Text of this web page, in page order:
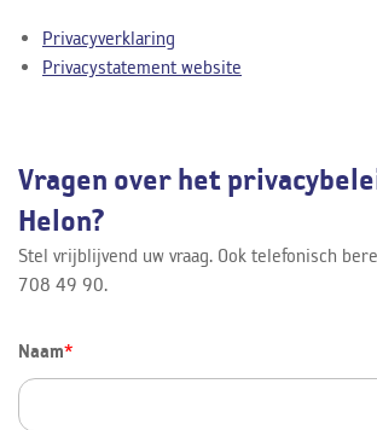
Privacyverklaring
Privacystatement website
Vragen over het
Helon?
Stel vrijblijvend uw vraag. Ook telefonisch
708 49 90.
Naam*